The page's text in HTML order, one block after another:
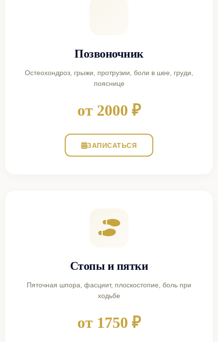
Позвоночник
Остеохондроз, грыжи, протрузии, боли в шее, груди,
пояснице
от 2000 ₽
ЗАПИСАТЬСЯ
Стопы и пятки
Пяточная шпора, фасциит, плоскостопие, боль при
ходьбе
от 1750 ₽